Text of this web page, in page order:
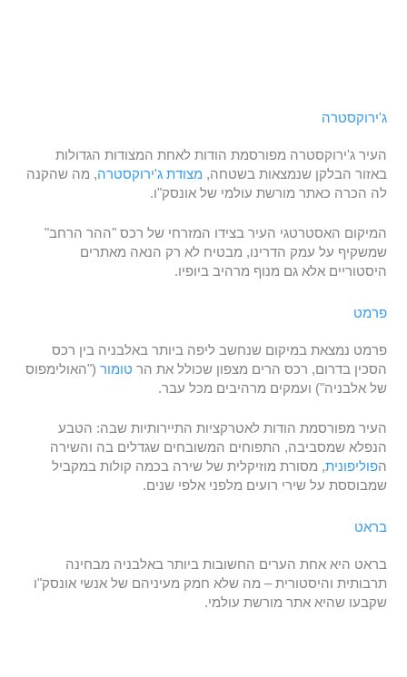
ג'ירוקסטרה
העיר ג'ירוקסטרה מפורסמת הודות לאחת המצודות הגדולות
באזור הבלקן שנמצאות בשטחה, מצודת ג'ירוקסטרה, מה שהקנה
לה הכרה כאתר מורשת עולמי של אונסק"ו.
המיקום האסטרטגי העיר בצידו המזרחי של רכס "ההר הרחב"
שמשקיף על עמק הדרינו, מבטיח לא רק הנאה מאתרים
היסטוריים אלא גם מנוף מרהיב ביופיו.
פרמט
פרמט נמצאת במיקום שנחשב ליפה ביותר באלבניה בין רכס
הסכין בדרום, רכס הרים מצפון שכולל את הר טומור ("האולימפוס
של אלבניה") ועמקים מרהיבים מכל עבר.
העיר מפורסמת הודות לאטרקציות התיירותיות שבה: הטבע
הנפלא שמסביבה, התפוחים המשובחים שגדלים בה והשירה
הפוליפונית, מסורת מוזיקלית של שירה בכמה קולות במקביל
שמבוססת על שירי רועים מלפני אלפי שנים.
בראט
בראט היא אחת הערים החשובות ביותר באלבניה מבחינה
תרבותית והיסטורית – מה שלא חמק מעיניהם של אנשי אונסק"ו
שקבעו שהיא אתר מורשת עולמי.